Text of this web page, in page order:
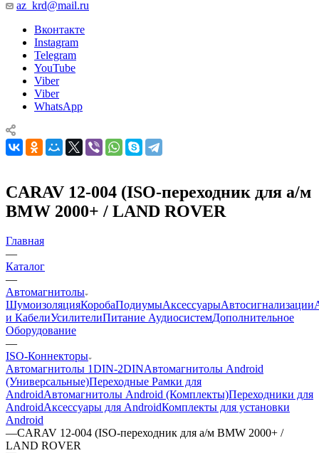
az_krd@mail.ru
Вконтакте
Instagram
Telegram
YouTube
Viber
Viber
WhatsApp
CARAV 12-004 (ISO-переходник для а/м
BMW 2000+ / LAND ROVER
Главная
—
Каталог
—
Автомагнитолы
ШумоизоляцияКоробаПодиумыАксессуарыАвтосигнализации
и КабелиУсилителиПитание АудиосистемДополнительное
Оборудование
—
ISO-Коннекторы
Автомагнитолы 1DIN-2DINАвтомагнитолы Android
(Универсальные)Переходные Рамки для
AndroidАвтомагнитолы Android (Комплекты)Переходники для
AndroidАксессуары для AndroidКомплекты для установки
Android
—CARAV 12-004 (ISO-переходник для а/м BMW 2000+ /
LAND ROVER